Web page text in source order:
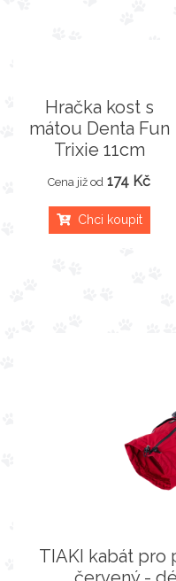
Hračka kost s
mátou Denta Fun
Trixie 11cm
Cena již od 174 Kč
Chci koupit
TIAKI kabát pro